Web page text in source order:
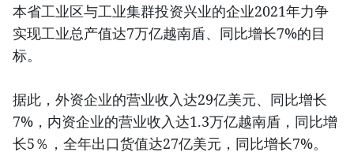
本省工业区与工业集群投资兴业的企业2021年力争
实现工业总产值达7万亿越南盾、同比增长7%的目
标。
据此，外资企业的营业收入达29亿美元、同比增长
7%，内资企业的营业收入达1.3万亿越南盾，同比增
长5％，全年出口货值达27亿美元，同比增长7%。